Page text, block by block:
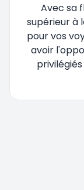
Avec sa
supérieur à
pour vos
avoir